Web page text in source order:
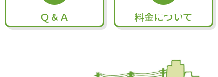
Ｑ＆Ａ 料金について